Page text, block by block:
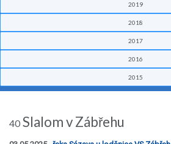
2019
2018
2017
2016
2015
40 Slalom v Zábřehu